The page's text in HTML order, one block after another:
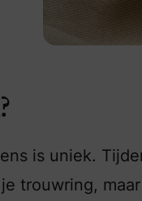
bij
is uniek.
trouwring,